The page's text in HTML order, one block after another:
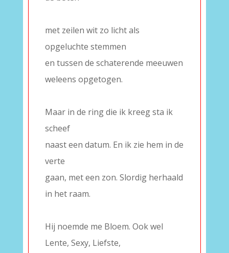
met zeilen wit zo licht als
opgeluchte stemmen
en tussen de schaterende meeuwen
weleens opgetogen.
Maar in de ring die ik kreeg sta ik
scheef
naast een datum. En ik zie hem in de
verte
gaan, met een zon. Slordig herhaald
in het raam.
Hij noemde me Bloem. Ook wel
Lente, Sexy, Liefste,